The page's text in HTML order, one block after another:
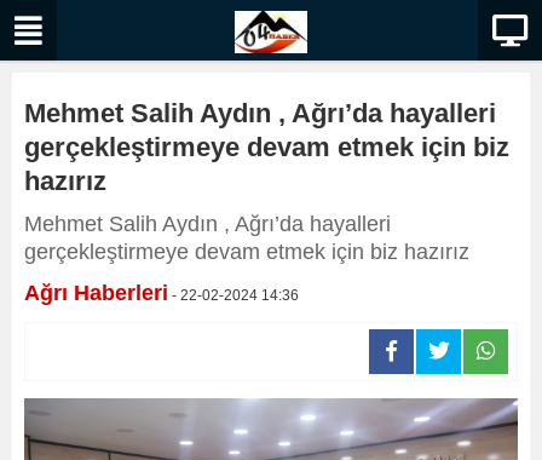
Mehmet Salih Aydın , Ağrı’da hayalleri
gerçekleştirmeye devam etmek için biz
hazırız
Mehmet Salih Aydın , Ağrı’da hayalleri
gerçekleştirmeye devam etmek için biz hazırız
Ağrı Haberleri - 22-02-2024 14:36